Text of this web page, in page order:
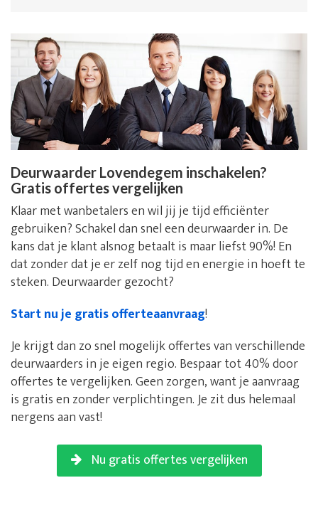
Deurwaarder Lovendegem inschakelen?
Gratis offertes vergelijken
Klaar met wanbetalers en wil jij je tijd efficiënter
gebruiken? Schakel dan snel een deurwaarder in. De
kans dat je klant alsnog betaalt is maar liefst 90%! En
dat zonder dat je er zelf nog tijd en energie in hoeft te
steken. Deurwaarder gezocht?
Start nu je gratis offerteaanvraag!
Je krijgt dan zo snel mogelijk offertes van verschillende
deurwaarders in je eigen regio. Bespaar tot 40% door
offertes te vergelijken. Geen zorgen, want je aanvraag
is gratis en zonder verplichtingen. Je zit dus helemaal
nergens aan vast!
Nu gratis offertes vergelijken